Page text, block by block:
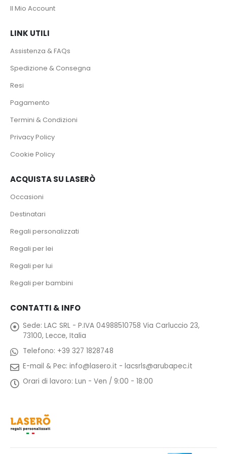
Il Mio Account
LINK UTILI
Assistenza & FAQs
Spedizione & Consegna
Resi
Pagamento
Termini & Condizioni
Privacy Policy
Cookie Policy
ACQUISTA SU LASERÒ
Occasioni
Destinatari
Regali personalizzati
Regali per lei
Regali per lui
Regali per bambini
CONTATTI & INFO
Sede: LAC SRL - P.IVA 04988510758 Via Carluccio 23,
73100, Lecce, Italia
Telefono: +39 327 1828748
E-mail & Pec: info@lasero.it - lacsrls@arubapec.it
Orari di lavoro: Lun - Ven / 9:00 - 18:00